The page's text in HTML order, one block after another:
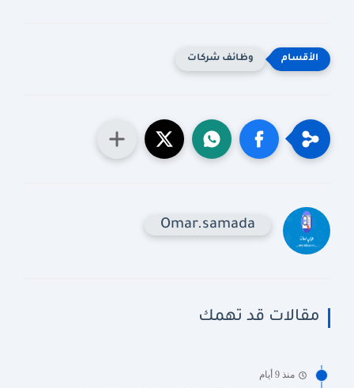
وظائف شركات
Omar.samada
مقالات قد تهمك
منذ 9 أيام